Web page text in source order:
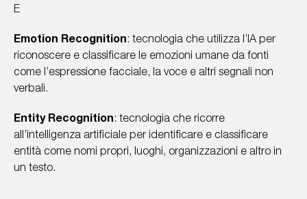
E
Emotion Recognition: tecnologia che utilizza l’IA per
riconoscere e classificare le emozioni umane da fonti
come l’espressione facciale, la voce e altri segnali non
verbali.
Entity Recognition: tecnologia che ricorre
all’intelligenza artificiale per identificare e classificare
entità come nomi propri, luoghi, organizzazioni e altro in
un testo.